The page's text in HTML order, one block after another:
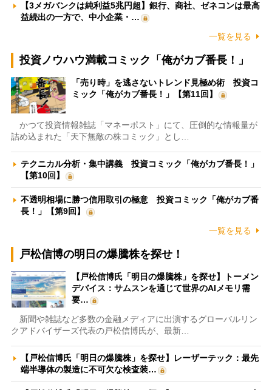
【3メガバンクは純利益5兆円超】銀行、商社、ゼネコンは最高
益続出の一方で、中小企業・…
一覧を見る
投資ノウハウ満載コミック「俺がカブ番長！」
「売り時」を逃さないトレンド見極め術 投資コ
ミック「俺がカブ番長！」【第11回】
かつて投資情報雑誌「マネーポスト」にて、圧倒的な情報量が
詰め込まれた「天下無敵の株コミック」とし…
テクニカル分析・集中講義 投資コミック「俺がカブ番長！」
【第10回】
不透明相場に勝つ信用取引の極意 投資コミック「俺がカブ番
長！」【第9回】
一覧を見る
戸松信博の明日の爆騰株を探せ！
【戸松信博氏「明日の爆騰株」を探せ】トーメン
デバイス：サムスンを通じて世界のAIメモリ需
要…
新聞や雑誌など多数の金融メディアに出演するグローバルリン
クアドバイザーズ代表の戸松信博氏が、最新…
【戸松信博氏「明日の爆騰株」を探せ】レーザーテック：最先
端半導体の製造に不可欠な検査装…